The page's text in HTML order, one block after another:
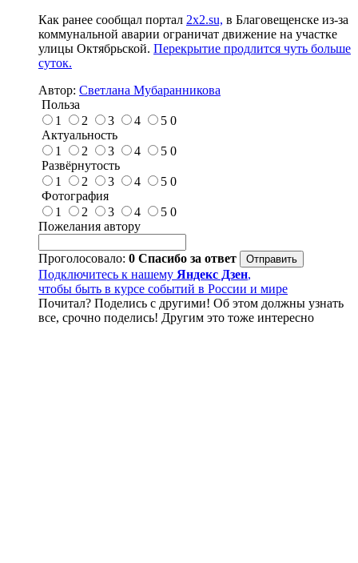
Как ранее сообщал портал 2x2.su, в Благовещенске из-за
коммунальной аварии ограничат движение на участке
улицы Октябрьской. Перекрытие продлится чуть больше
суток.
Автор: Светлана Мубаранникова
Польза
1
2 3 4 5 0
Актуальность
1
2 3 4 5 0
Развёрнутость
1
2 3 4 5 0
Фотография
1
2 3 4 5 0
Пожелания автору
Проголосовало: 0 Спасибо за ответ
Подключитесь к нашему Яндекс Дзен,
чтобы быть в курсе событий в России и мире
Почитал? Поделись с другими! Об этом должны узнать
все, срочно поделись! Другим это тоже интересно